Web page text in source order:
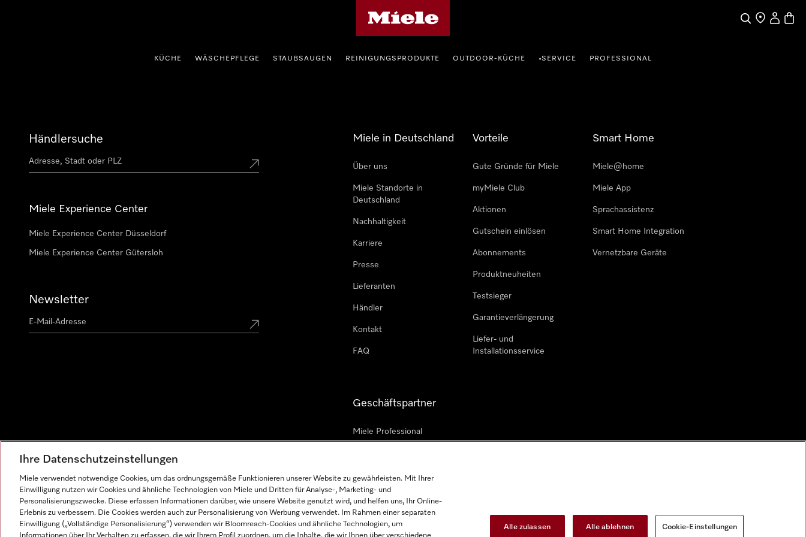
SucheHändler
Mein
KÜCHE WÄSCHEPFLEGE STAUBSAUGEN REINIGUNGSPRODUKTE OUTDOOR-KÜCHE •SERVICE PROFESSIONAL
Händlersuche
Miele Experience Center
Miele Experience Center Düsseldorf
Miele Experience Center Gütersloh
Newsletter
Miele in Deutschland
Über uns
Miele Standorte in
Deutschland
Nachhaltigkeit
Karriere
Presse
Lieferanten
Händler
Kontakt
FAQ
Vorteile
Gute Gründe für Miele
myMiele Club
Aktionen
Gutschein einlösen
Abonnements
Produktneuheiten
Testsieger
Garantieverlängerung
Liefer- und
Installationsservice
Smart Home
Miele@home
Miele App
Sprachassistenz
Smart Home Integration
Vernetzbare Geräte
Geschäftspartner
Miele Professional
Miele Marine
Architekten und Bauträger
Ihre Datenschutzeinstellungen
Miele verwendet notwendige Cookies, um das ordnungsgemäße Funktionieren unserer Website zu gewährleisten. Mit Ihrer
Einwilligung nutzen wir Cookies und ähnliche Technologien von Miele und Dritten für Analyse-, Marketing- und
Personalisierungszwecke. Diese erfassen Informationen darüber, wie unsere Website genutzt wird, und helfen uns, Ihr Online-
Erlebnis zu verbessern. Die Cookies werden auch zur Personalisierung von Werbung verwendet. Im Rahmen einer separaten
Einwilligung („Vollständige Personalisierung“) verwenden wir Bloomreach-Cookies und ähnliche Technologien, um
Alle zulassen Alle ablehnen Cookie-Einstellungen